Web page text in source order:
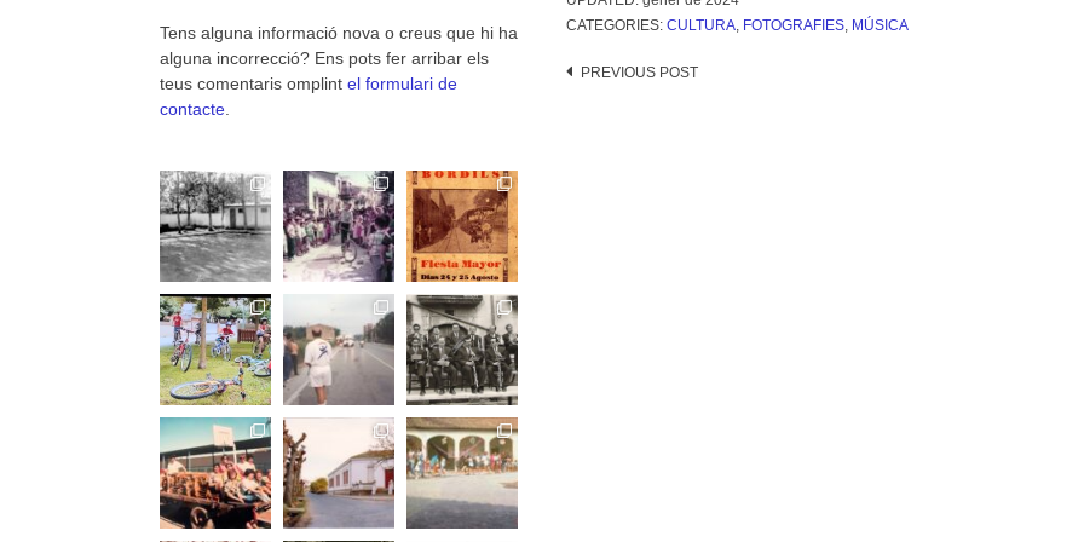
CATEGORIES: CULTURA, FOTOGRAFIES, MÚSICA
Post
PREVIOUS POST
Tens alguna informació nova o creus que hi ha
alguna incorrecció? Ens pots fer arribar els
teus comentaris omplint el formulari de
contacte